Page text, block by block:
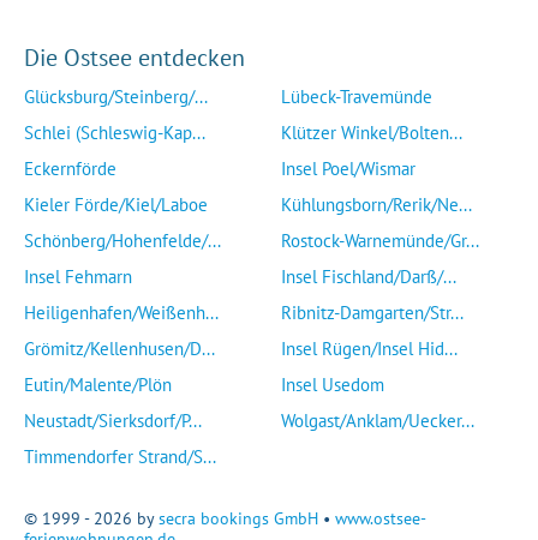
Die Ostsee entdecken
Glücksburg/Steinberg/...
Schlei (Schleswig-Kap...
Eckernförde
Kieler Förde/Kiel/Laboe
Schönberg/Hohenfelde/...
Insel Fehmarn
Heiligenhafen/Weißenh...
Grömitz/Kellenhusen/D...
Eutin/Malente/Plön
Neustadt/Sierksdorf/P...
Timmendorfer Strand/S...
Lübeck-Travemünde
Klützer Winkel/Bolten...
Insel Poel/Wismar
Kühlungsborn/Rerik/Ne...
Rostock-Warnemünde/Gr...
Insel Fischland/Darß/...
Ribnitz-Damgarten/Str...
Insel Rügen/Insel Hid...
Insel Usedom
Wolgast/Anklam/Uecker...
© 1999 - 2026 bysecra bookings GmbH • www.ostsee-